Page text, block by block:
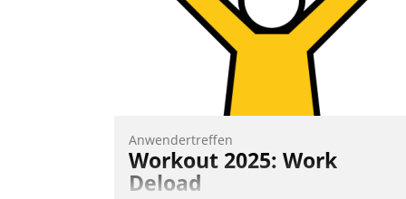
Anwendertreffen
Workout 2025: Work
Deload